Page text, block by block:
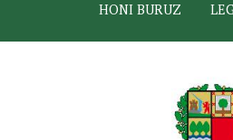
HONI BURUZ